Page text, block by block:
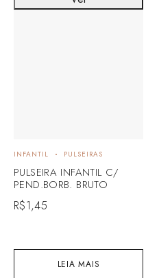
LEIA MAIS
INFANTIL PULSEIRAS
PULSEIRA INFANTIL C/
PEND.BORB. BRUTO
R$1,45